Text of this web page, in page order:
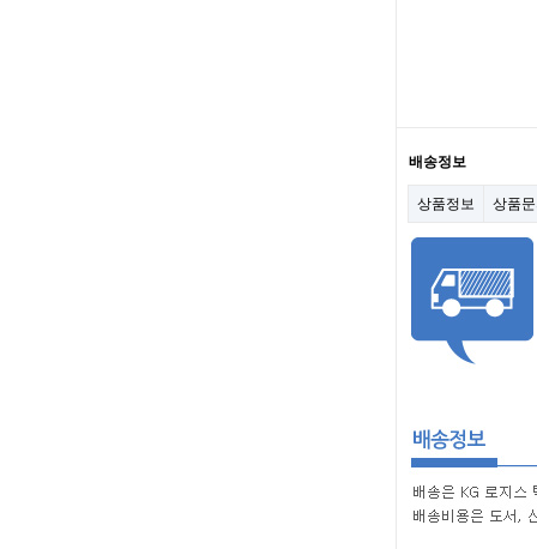
배송정보
상품정보 상품